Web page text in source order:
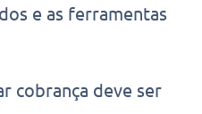
e as ferramentas
cobrança deve ser